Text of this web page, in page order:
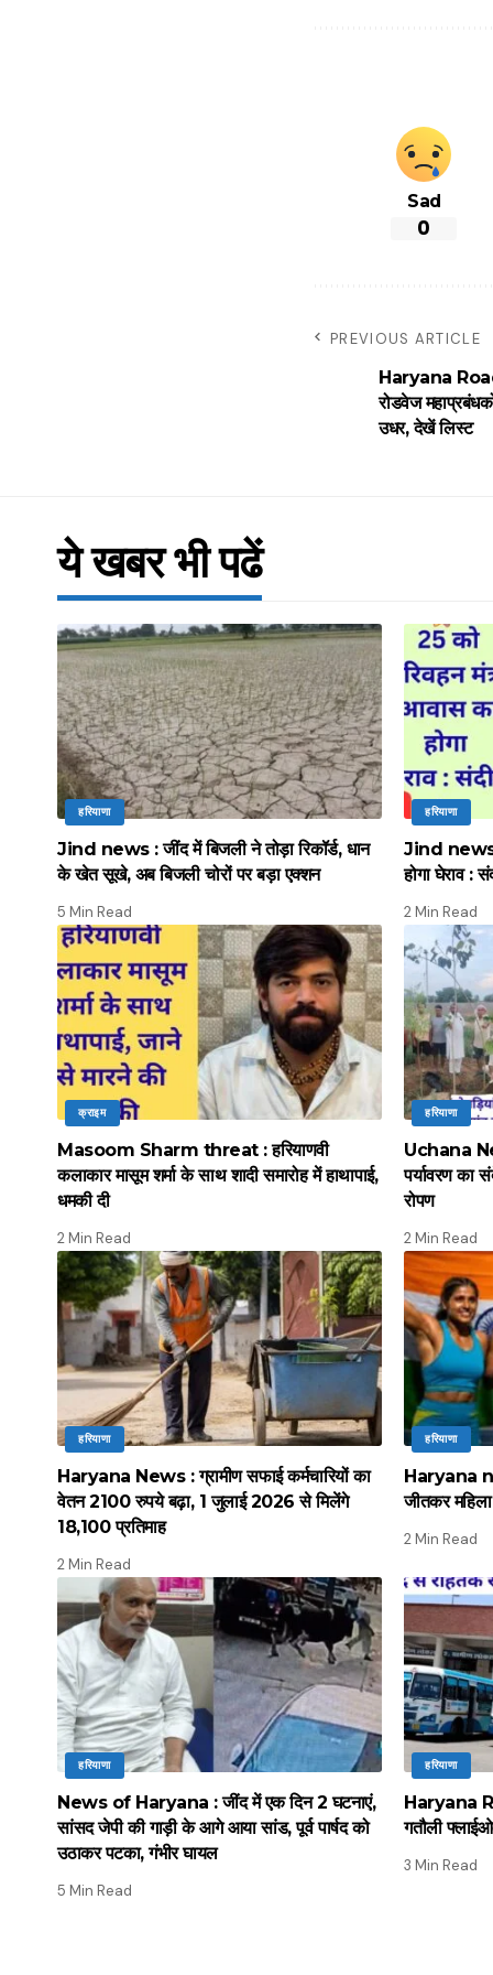
Sad
0
PREVIOUS ARTICLE
Haryana
रोडवेज
उधर, देखें लिस्ट
ये खबर भी पढें
हरियाणा
Jind news : जींद में बिजली ने तोड़ा रिकॉर्ड, धान
के खेत सूखे, अब बिजली चोरों पर बड़ा एक्शन
5 Min Read
हरियाणा
Jind news :
होगा घेराव :
2 Min Read
क्राइम
Masoom Sharm threat : हरियाणवी
कलाकार मासूम शर्मा के साथ शादी समारोह में हाथापाई,
धमकी दी
2 Min Read
हरियाणा
Uchana
पर्यावरण का
रोपण
2 Min Read
हरियाणा
Haryana News : ग्रामीण सफाई कर्मचारियों का
वेतन 2100 रुपये बढ़ा, 1 जुलाई 2026 से मिलेंगे
18,100 प्रतिमाह
2 Min Read
हरियाणा
Haryana
जीतकर महिला
2 Min Read
हरियाणा
News of Haryana : जींद में एक दिन 2 घटनाएं,
सांसद जेपी की गाड़ी के आगे आया सांड, पूर्व पार्षद को
उठाकर पटका, गंभीर घायल
5 Min Read
हरियाणा
Haryana
गतौली
3 Min Read